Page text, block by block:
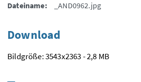
Dateiname:
_AND0962.jpg
Download
Bildgröße: 3543x2363 - 2,8 MB